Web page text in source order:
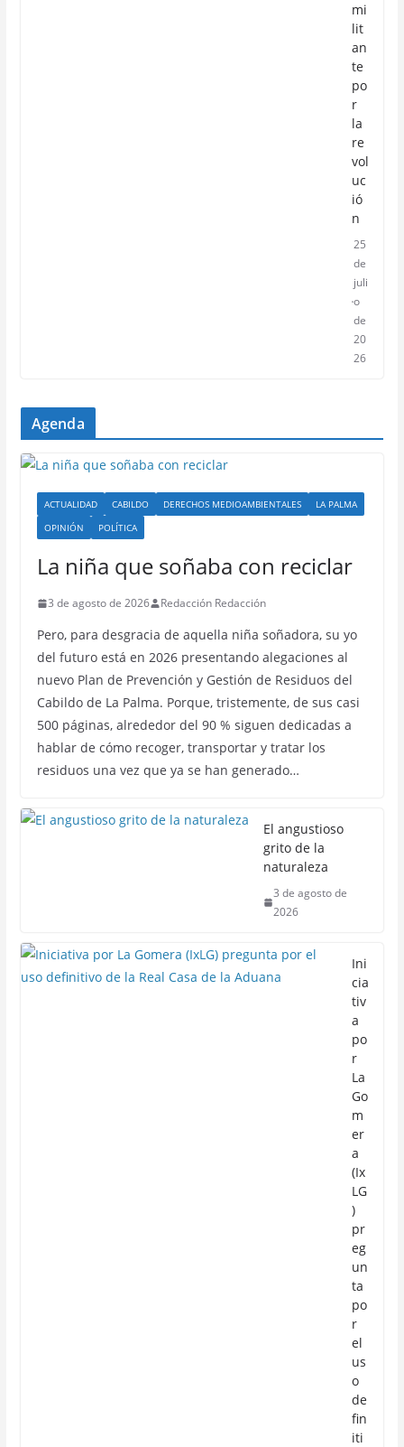
mi
lit
an
te
po
r
la
re
vol
uc
ió
n
25
de
juli
o
de
20
26
Agenda
ACTUALIDAD CABILDO DERECHOS MEDIOAMBIENTALES
LA PALMA
OPINIÓN
POLÍTICA
La niña que soñaba con reciclar
3 de agosto de 2026 Redacción Redacción
Pero, para desgracia de aquella niña soñadora, su yo
del futuro está en 2026 presentando alegaciones al
nuevo Plan de Prevención y Gestión de Residuos del
Cabildo de La Palma. Porque, tristemente, de sus casi
500 páginas, alrededor del 90 % siguen dedicadas a
hablar de cómo recoger, transportar y tratar los
residuos una vez que ya se han generado…
El angustioso
grito de la
naturaleza
3 de agosto de
2026
Ini
cia
tiv
a
po
r
La
Go
m
er
a
(Ix
LG
)
pr
eg
un
ta
po
r
el
us
o
de
fin
iti